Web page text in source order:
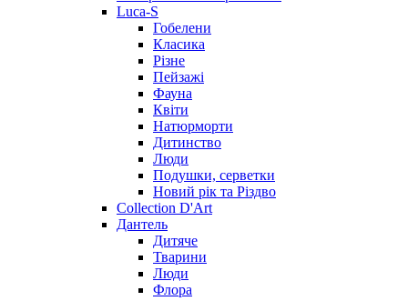
Luca-S
Гобелени
Класика
Різне
Пейзажі
Фауна
Квіти
Натюрморти
Дитинство
Люди
Подушки, серветки
Новий рік та Різдво
Collection D'Art
Дантель
Дитяче
Тварини
Люди
Флора